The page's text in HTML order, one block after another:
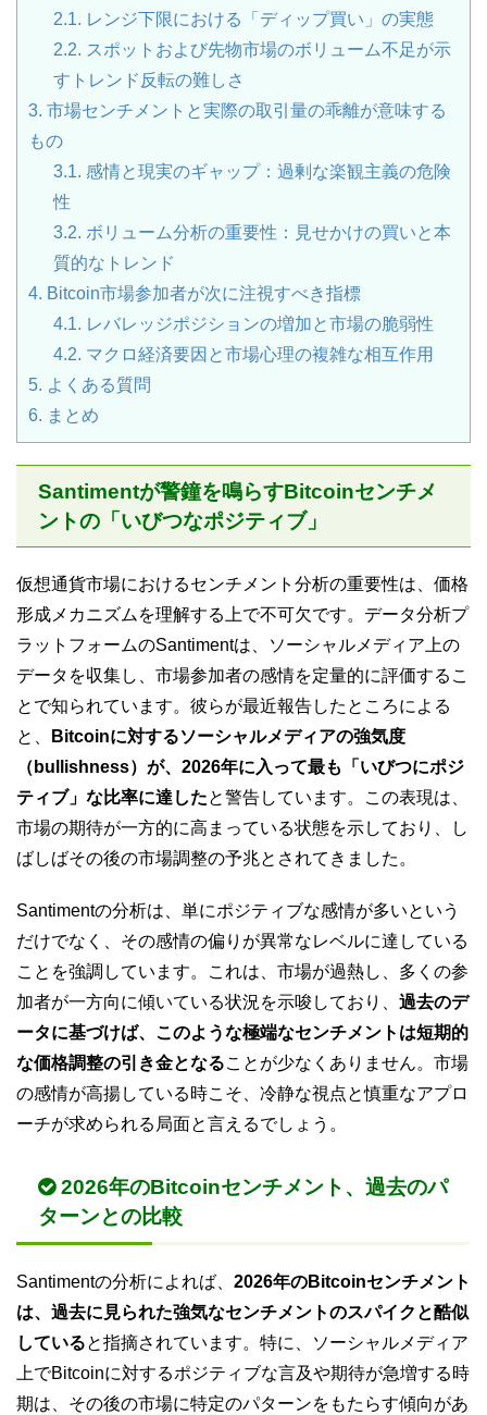
2.1. レンジ下限における「ディップ買い」の実態
2.2. スポットおよび先物市場のボリューム不足が示
すトレンド反転の難しさ
3. 市場センチメントと実際の取引量の乖離が意味する
もの
3.1. 感情と現実のギャップ：過剰な楽観主義の危険
性
3.2. ボリューム分析の重要性：見せかけの買いと本
質的なトレンド
4. Bitcoin市場参加者が次に注視すべき指標
4.1. レバレッジポジションの増加と市場の脆弱性
4.2. マクロ経済要因と市場心理の複雑な相互作用
5. よくある質問
6. まとめ
Santimentが警鐘を鳴らすBitcoinセンチメ
ントの「いびつなポジティブ」
仮想通貨市場におけるセンチメント分析の重要性は、価格
形成メカニズムを理解する上で不可欠です。データ分析プ
ラットフォームのSantimentは、ソーシャルメディア上の
データを収集し、市場参加者の感情を定量的に評価するこ
とで知られています。彼らが最近報告したところによる
と、
Bitcoinに対するソーシャルメディアの強気度
（bullishness）が、2026年に入って最も「いびつにポジ
ティブ」な比率に達したと警告しています。この表現は、
市場の期待が一方的に高まっている状態を示しており、し
ばしばその後の市場調整の予兆とされてきました。
Santimentの分析は、単にポジティブな感情が多いという
だけでなく、その感情の偏りが異常なレベルに達している
ことを強調しています。これは、市場が過熱し、多くの参
加者が一方向に傾いている状況を示唆しており、 過去のデ
ータに基づけば、このような極端なセンチメントは短期的
な価格調整の引き金となることが少なくありません。市場
の感情が高揚している時こそ、冷静な視点と慎重なアプロ
ーチが求められる局面と言えるでしょう。
2026年のBitcoinセンチメント、過去のパ
ターンとの比較
Santimentの分析によれば、 2026年のBitcoinセンチメント
は、過去に見られた強気なセンチメントのスパイクと酷似
していると指摘されています。特に、ソーシャルメディア
上でBitcoinに対するポジティブな言及や期待が急増する時
期は、その後の市場に特定のパターンをもたらす傾向があ